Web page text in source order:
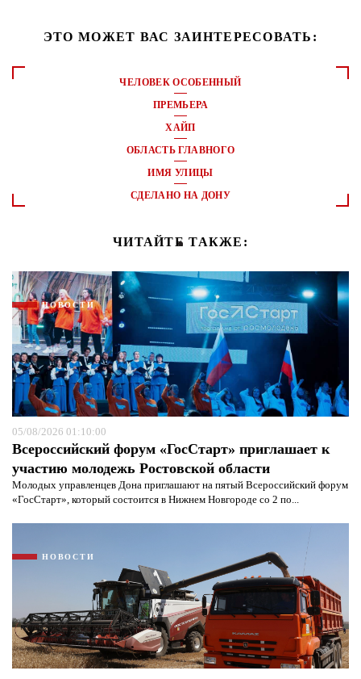
ЭТО МОЖЕТ ВАС ЗАИНТЕРЕСОВАТЬ:
ЧЕЛОВЕК ОСОБЕННЫЙ
ПРЕМЬЕРА
ХАЙП
ОБЛАСТЬ ГЛАВНОГО
ИМЯ УЛИЦЫ
СДЕЛАНО НА ДОНУ
ЧИТАЙТЕ ТАКЖЕ:
НОВОСТИ
05/08/2026 01:10:00
Всероссийский форум «ГосСтарт» приглашает к
участию молодежь Ростовской области
Молодых управленцев Дона приглашают на пятый Всероссийский форум
«ГосСтарт», который состоится в Нижнем Новгороде со 2 по...
НОВОСТИ